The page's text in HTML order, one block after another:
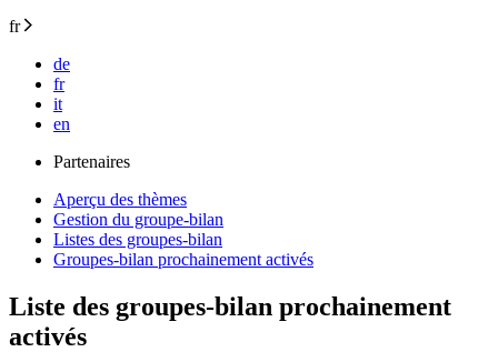
fr
de
fr
it
en
Partenaires
Aperçu des thèmes
Gestion du groupe-bilan
Listes des groupes-bilan
Groupes-bilan prochainement activés
Liste des groupes-bilan prochainement
activés